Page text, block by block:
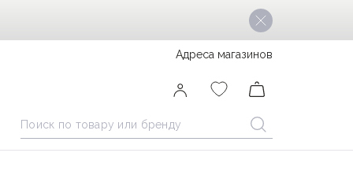
Адреса магазинов